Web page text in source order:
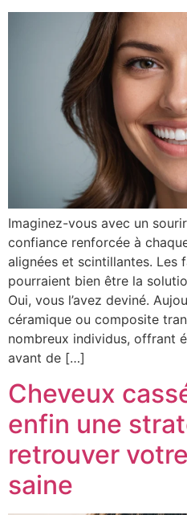
Imaginez-vous avec un
confiance renforcée à
alignées et scintillantes. Les
pourraient bien être la
Oui, vous l’avez deviné.
céramique ou composite
nombreux individus, offrant
avant de […]
Cheveux
enfin une
retrouver
saine